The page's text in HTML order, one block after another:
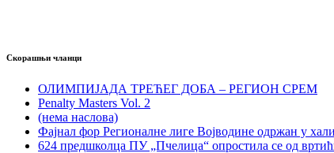
Скорашњи чланци
ОЛИМПИЈАДА ТРЕЋЕГ ДОБА – РЕГИОН СРЕМ
Penalty Masters Vol. 2
(нема наслова)
Фајнал фор Регионалне лиге Војводине одржан у
624 предшколца ПУ „Пчелица“ опростила се од